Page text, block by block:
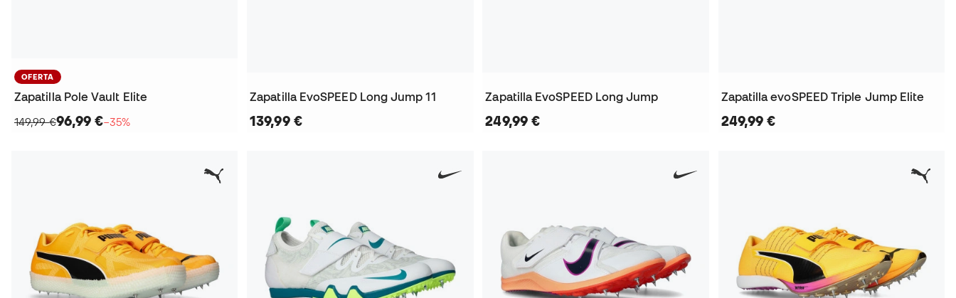
OFERTA
Zapatilla Pole Vault Elite
149,99 €96,99 €−35%
Zapatilla EvoSPEED Long Jump 11
139,99 €
Zapatilla EvoSPEED Long Jump
249,99 €
Zapatilla evoSPEED Triple Jump Elite
249,99 €